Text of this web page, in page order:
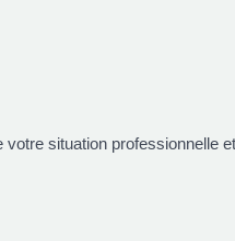
situation professionnelle